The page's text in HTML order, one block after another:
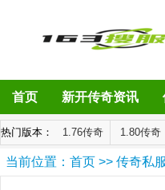
首页 新开传奇资讯
热门版本： 1.76传奇 1.80传奇
当前位置： 首页 >> 传奇私